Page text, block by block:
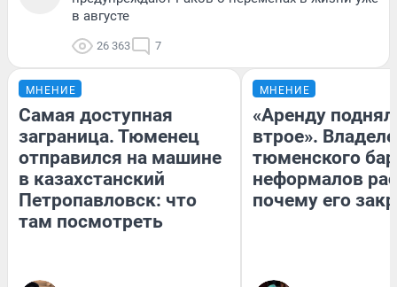
в августе
26 363 7
МНЕНИЕ
Самая доступная
заграница. Тюменец
отправился на машине
в казахстанский
Петропавловск: что
там посмотреть
МНЕНИЕ
«Аренду
втрое».
тюменского
неформалов
почему его